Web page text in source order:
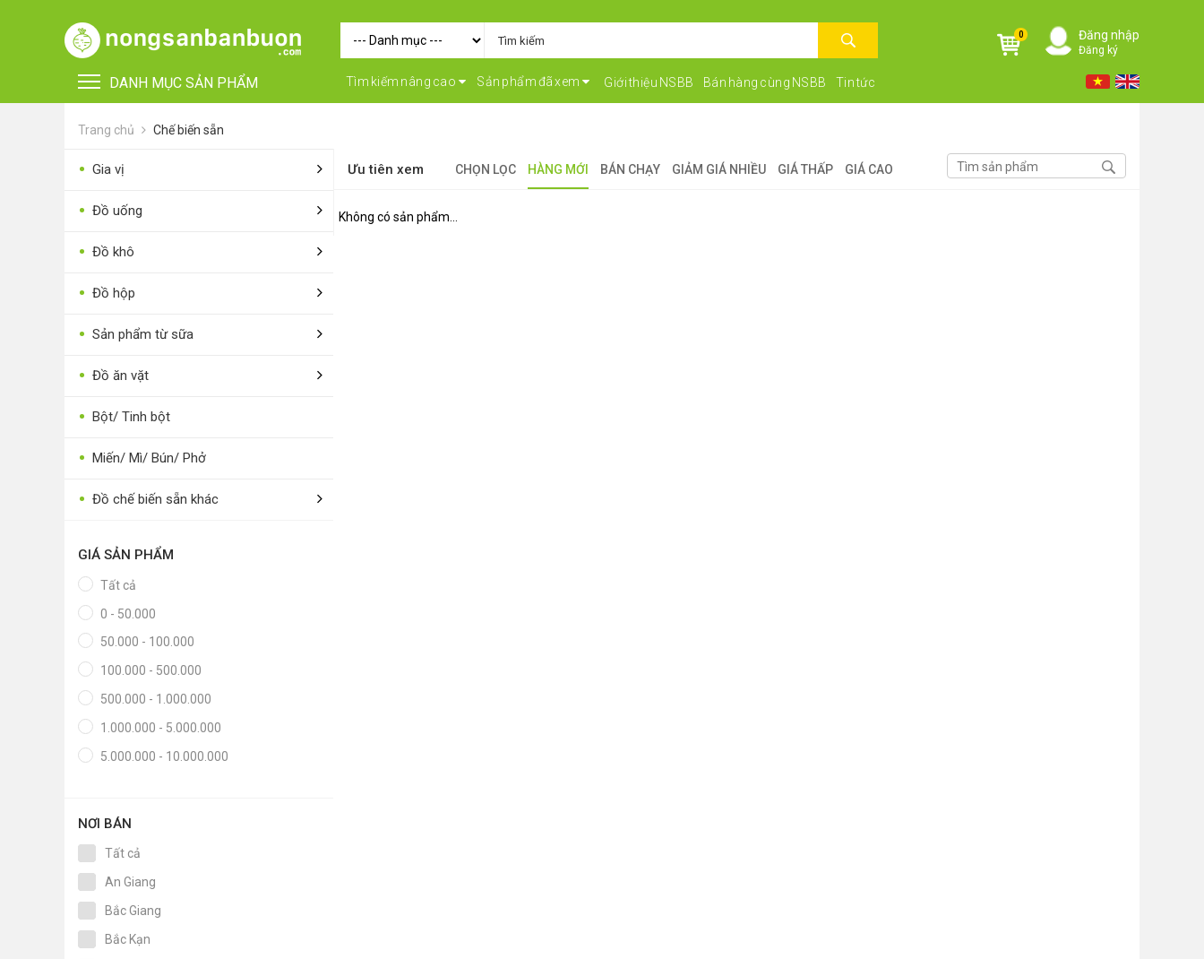
0 Đăng nhập
Đăng ký
DANH MỤC SẢN PHẨM Tìm kiếm nâng cao Sản phẩm đã xem Giới thiệu NSBB Bán hàng cùng NSBB Tin tức
Máy nông nghiệp
• Thiết bị-Phương tiện
• Thực phẩm tươi
• Chế biến sẵn
• Kỹ thuật - Công nghệ
• Nhà cửa - Đời sống
Trang chủ Chế biến sẵn
• Gia vị
• Đồ uống
• Đồ khô
• Đồ hộp
• Sản phẩm từ sữa
• Đồ ăn vặt
• Bột/ Tinh bột
• Miến/ Mì/ Bún/ Phở
• Đồ chế biến sẵn khác
GIÁ SẢN PHẨM
Tất cả
0 - 50.000
50.000 - 100.000
100.000 - 500.000
500.000 - 1.000.000
1.000.000 - 5.000.000
5.000.000 - 10.000.000
NƠI BÁN
Tất cả
An Giang
Bắc Giang
Bắc Kạn
Ưu tiên xem CHỌN LỌC HÀNG MỚI BÁN CHẠY GIẢM GIÁ NHIỀU GIÁ THẤP GIÁ CAO
Không có sản phẩm...